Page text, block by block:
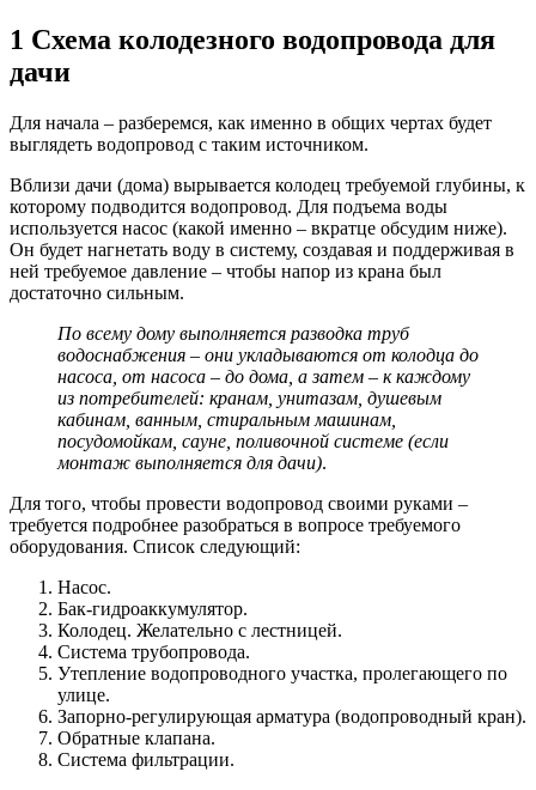
1 Схема колодезного водопровода для
дачи
Для начала – разберемся, как именно в общих чертах будет
выглядеть водопровод с таким источником.
Вблизи дачи (дома) вырывается колодец требуемой глубины, к
которому подводится водопровод. Для подъема воды
используется насос (какой именно – вкратце обсудим ниже).
Он будет нагнетать воду в систему, создавая и поддерживая в
ней требуемое давление – чтобы напор из крана был
достаточно сильным.
По всему дому выполняется разводка труб
водоснабжения – они укладываются от колодца до
насоса, от насоса – до дома, а затем – к каждому
из потребителей: кранам, унитазам, душевым
кабинам, ванным, стиральным машинам,
посудомойкам, сауне, поливочной системе (если
монтаж выполняется для дачи).
Для того, чтобы провести водопровод своими руками –
требуется подробнее разобраться в вопросе требуемого
оборудования. Список следующий:
Насос.
Бак-гидроаккумулятор.
Колодец. Желательно с лестницей.
Система трубопровода.
Утепление водопроводного участка, пролегающего по
улице.
Запорно-регулирующая арматура (водопроводный кран).
Обратные клапана.
Система фильтрации.